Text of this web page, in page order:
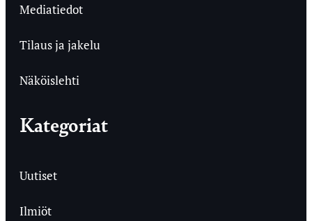
Mediatiedot
Tilaus ja jakelu
Näköislehti
Kategoriat
Uutiset
Ilmiöt